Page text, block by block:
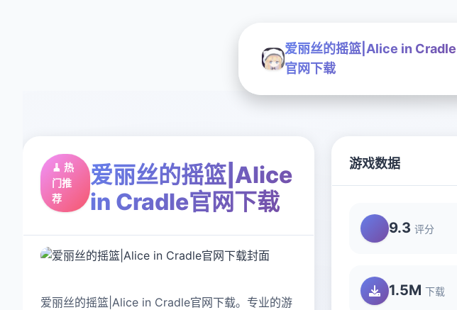
爱丽丝的摇篮|Alice in Cradle
官网下载
🧹 热
门推
荐
爱丽丝的摇篮|Alice
in Cradle官网下载
爱丽丝的摇篮|Alice in Cradle官网下载。专业的游
游戏数据
9.3 评分
1.5M 下载